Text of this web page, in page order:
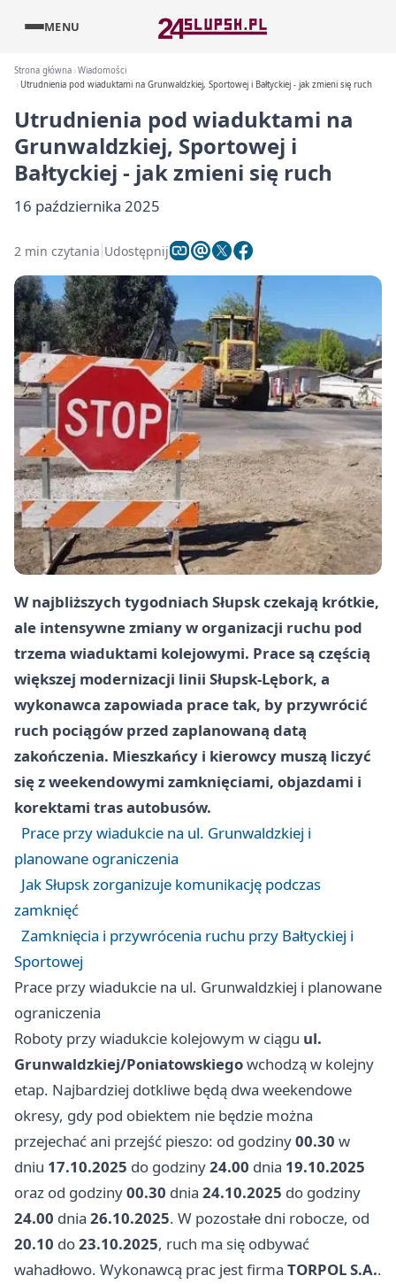
MENU
Strona główna Wiadomości
Utrudnienia pod wiaduktami na Grunwaldzkiej, Sportowej i Bałtyckiej - jak zmieni się ruch
Utrudnienia pod wiaduktami na
Grunwaldzkiej, Sportowej i
Bałtyckiej - jak zmieni się ruch
16 października 2025
2 min czytania Udostępnij
W najbliższych tygodniach Słupsk czekają krótkie,
ale intensywne zmiany w organizacji ruchu pod
trzema wiaduktami kolejowymi. Prace są częścią
większej modernizacji linii Słupsk-Lębork, a
wykonawca zapowiada prace tak, by przywrócić
ruch pociągów przed zaplanowaną datą
zakończenia. Mieszkańcy i kierowcy muszą liczyć
się z weekendowymi zamknięciami, objazdami i
korektami tras autobusów.
Prace przy wiadukcie na ul. Grunwaldzkiej i
planowane ograniczenia
Jak Słupsk zorganizuje komunikację podczas
zamknięć
Zamknięcia i przywrócenia ruchu przy Bałtyckiej i
Sportowej
Prace przy wiadukcie na ul. Grunwaldzkiej i planowane
ograniczenia
Roboty przy wiadukcie kolejowym w ciągu ul.
Grunwaldzkiej/Poniatowskiegowchodzą w kolejny
etap. Najbardziej dotkliwe będą dwa weekendowe
okresy, gdy pod obiektem nie będzie można
przejechać ani przejść pieszo: od godziny00.30 w
dniu 17.10.2025 do godziny24.00 dnia 19.10.2025
oraz od godziny00.30 dnia 24.10.2025 do godziny
24.00 dnia 26.10.2025. W pozostałe dni robocze, od
20.10 do23.10.2025, ruch ma się odbywać
wahadłowo. Wykonawcą prac jest firma TORPOL S.A..